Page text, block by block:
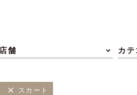
店舗 カテ
スカート